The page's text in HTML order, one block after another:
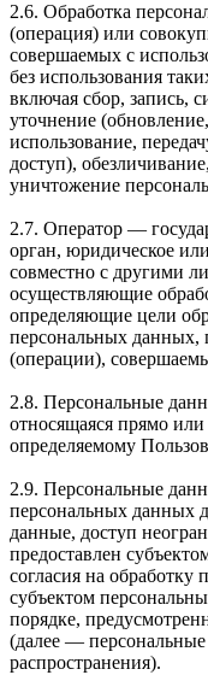
2.6. Обработка
(операция) или
совершаемых с
без использования
включая сбор, запись,
уточнение
использование,
доступ),
уничтожение
2.7. Оператор —
орган, юридическое
совместно с другими
осуществляющие
определяющие цели
персональных данных,
(операции),
2.8. Персональные
относящаяся прямо
определяемому
2.9. Персональные
персональных данных
данные, доступ
предоставлен
согласия на
субъектом
порядке,
(далее —
распространения).